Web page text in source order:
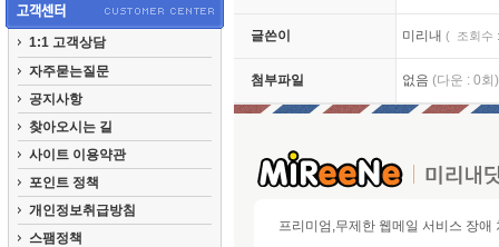
1:1 고객상담
자주묻는질문
공지사항
찾아오시는 길
사이트 이용약관
포인트 정책
개인정보취급방침
스팸정책
글쓴이 미리내 ( 조회수
첨부파일 없음 (다운 : 0회)
프리미엄,무제한 웹메일 서비스 장애